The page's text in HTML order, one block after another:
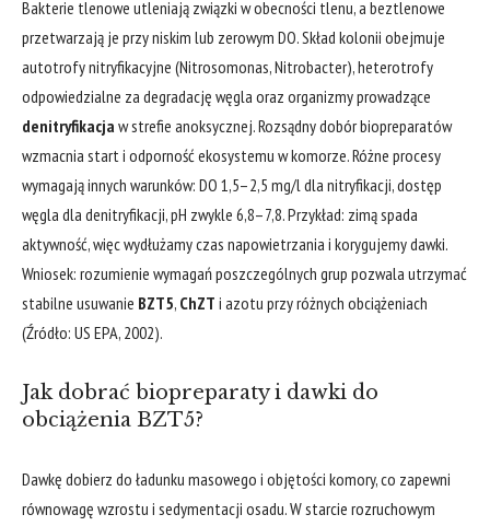
Bakterie tlenowe utleniają związki w obecności tlenu, a beztlenowe
przetwarzają je przy niskim lub zerowym DO. Skład kolonii obejmuje
autotrofy nitryfikacyjne (Nitrosomonas, Nitrobacter), heterotrofy
odpowiedzialne za degradację węgla oraz organizmy prowadzące
denitryfikacja w strefie anoksycznej. Rozsądny dobór biopreparatów
wzmacnia start i odporność ekosystemu w komorze. Różne procesy
wymagają innych warunków: DO 1,5–2,5 mg/l dla nitryfikacji, dostęp
węgla dla denitryfikacji, pH zwykle 6,8–7,8. Przykład: zimą spada
aktywność, więc wydłużamy czas napowietrzania i korygujemy dawki.
Wniosek: rozumienie wymagań poszczególnych grup pozwala utrzymać
stabilne usuwanie BZT5, ChZT i azotu przy różnych obciążeniach
(Źródło: US EPA, 2002).
Jak dobrać biopreparaty i dawki do
obciążenia BZT5?
Dawkę dobierz do ładunku masowego i objętości komory, co zapewni
równowagę wzrostu i sedymentacji osadu. W starcie rozruchowym